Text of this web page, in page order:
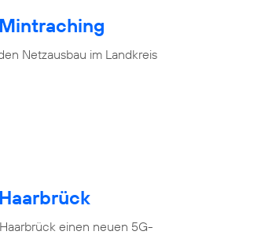
Netzausbau im Landkreis
einen neuen 5G-